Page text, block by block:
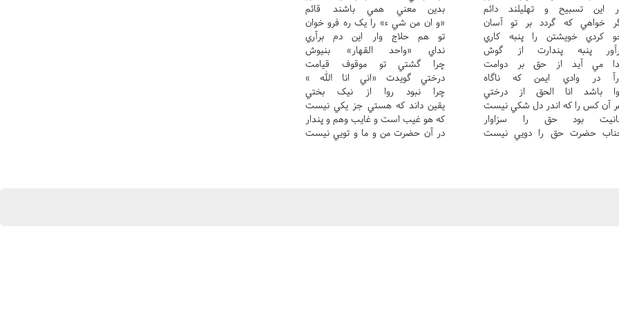
اين تسبيح و تهليلند دائم
بدين معني همي باشند قائم
خواهي که گردد بر تو آسان
«و ان من شي ء» را يک ره فرو خوان
کردي خويشتن را پنبه کاري
تو هم حلاج وار اين دم برآري
پنبه پندارت از گوش
نداي «واحد القهار» بنيوش
مي آيد از حق بر دوامت
چرا گشتي تو موقوف قيامت
در وادي ايمن که ناگاه
درختي گويدت «اني انا الله »
باشد انا الحق از درختي
چرا نبود روا از نيک بختي
آن کس را که اندر دل شکي نيست
يقين داند که هستي جز يکي نيست
بود حق را سزاوار
که هو غيب است و غايب وهم و پندار
حضرت حق را دويي نيست
در آن حضرت من و ما و تويي نيست